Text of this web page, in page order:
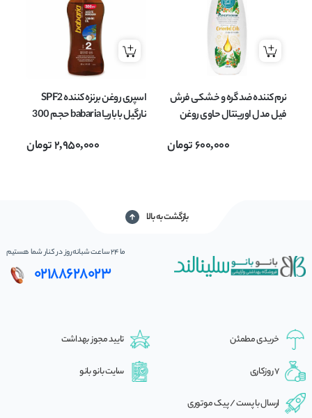
نرم کننده ضد گره و خشکی فرش
فیل مدل اورینتال حاوی روغن
600,000تومان
اسپری روغن برنزه کننده SPF2
نارگیل باباریا babaria حجم 300
2,950,000تومان
بازگشت به بالا
ما 24 ساعت شبانه‌روز در کنار شما هستیم
02188628023
خریدی مطمئن تایید مجوز بهداشت
7 روزکاری سایت بانو بانو
ارسال با پست / پیک موتوری